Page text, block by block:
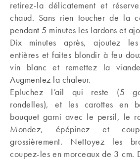
retirez-la délicatement et
chaud. Sans rien toucher de la
pendant 5 minutes les lardons et
Dix minutes après, ajoutez
entières et faites blondir à feu
vin blanc et remettez la
Augmentez la chaleur.
Epluchez l’ail qui reste (5
rondelles), et les carottes en
bouquet garni avec le persil, le
Mondez, épépinez et
grossièrement. Nettoyez les
coupez-les en morceaux de 3 cm.